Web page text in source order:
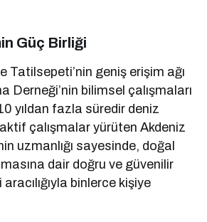
Güç Birliği
Tatilsepeti’nin geniş erişim ağı
Derneği’nin bilimsel çalışmaları
yıldan fazla süredir deniz
çalışmalar yürüten Akdeniz
uzmanlığı sayesinde, doğal
dair doğru ve güvenilir
binlerce kişiye